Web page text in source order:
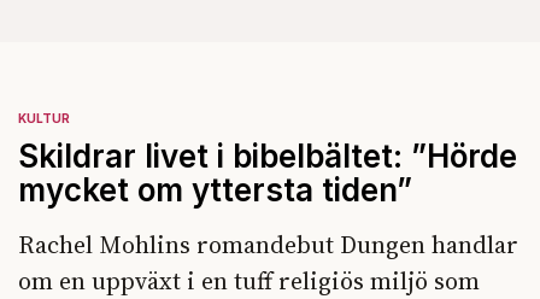
KULTUR
Skildrar livet i bibelbältet: ”Hörde
mycket om yttersta tiden”
Rachel Mohlins romandebut Dungen handlar
om en uppväxt i en tuff religiös miljö som